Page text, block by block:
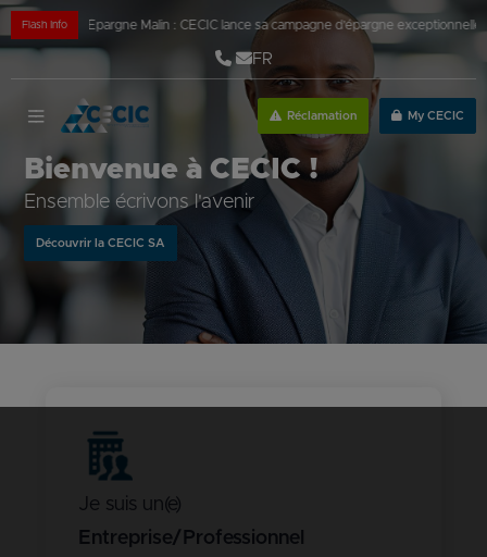
Flash Info
fêtes|Épargne Malin : CECIC lance sa campagne d’épargne exceptionnelle!|
FR
Réclamation My CECIC
Bienvenue à CECIC !
Ensemble écrivons l'avenir
Découvrir la CECIC SA
Je suis un(e)
Entreprise/Professionnel